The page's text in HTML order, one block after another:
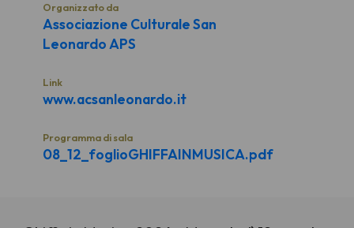
Organizzato da
Associazione Culturale San
Leonardo APS
Link
www.acsanleonardo.it
Programma di sala
08_12_foglioGHIFFAINMUSICA.pdf